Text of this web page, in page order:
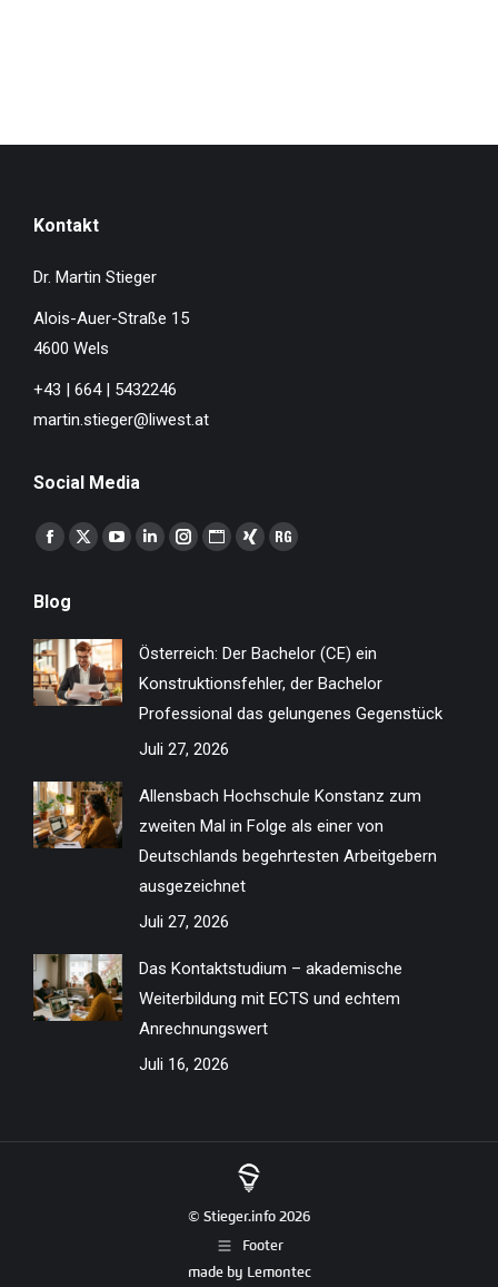
Kontakt
Dr. Martin Stieger
Alois-Auer-Straße 15
4600 Wels
+43 | 664 | 5432246
martin.stieger@liwest.at
Social Media
Finden Sie uns auf:
Facebook
opens
in
new
window
X
in
new
window
YouTube
in
new
window
Linkedin
new
window
Instagram
new
window
Website
new
window
XING
new
window
ResearchGate
new
window
Blog
Österreich: Der Bachelor (CE) ein
Konstruktionsfehler, der Bachelor
Professional das gelungenes Gegenstück
Juli 27, 2026
Allensbach Hochschule Konstanz zum
zweiten Mal in Folge als einer von
Deutschlands begehrtesten Arbeitgebern
ausgezeichnet
Juli 27, 2026
Das Kontaktstudium – akademische
Weiterbildung mit ECTS und echtem
Anrechnungswert
Juli 16, 2026
© Stieger.info 2026
Footer
made by Lemontec